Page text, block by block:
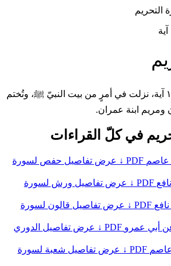
التحريم
سورة التحريم مدنيّة، ١٢ آية، نزلت في أمرٍ من بيت النبيّ ﷺ، وتُختم
ومريم ابنة عمران.
في كلّ القراءات
PDF ↓
عرض تفاصيل حفص لسورة
PDF ↓
عرض تفاصيل ورش لسورة
PDF ↓
عرض تفاصيل قالون لسورة
أبي عمرو PDF ↓
عرض تفاصيل الدوري
PDF ↓
عرض تفاصيل شعبة لسورة